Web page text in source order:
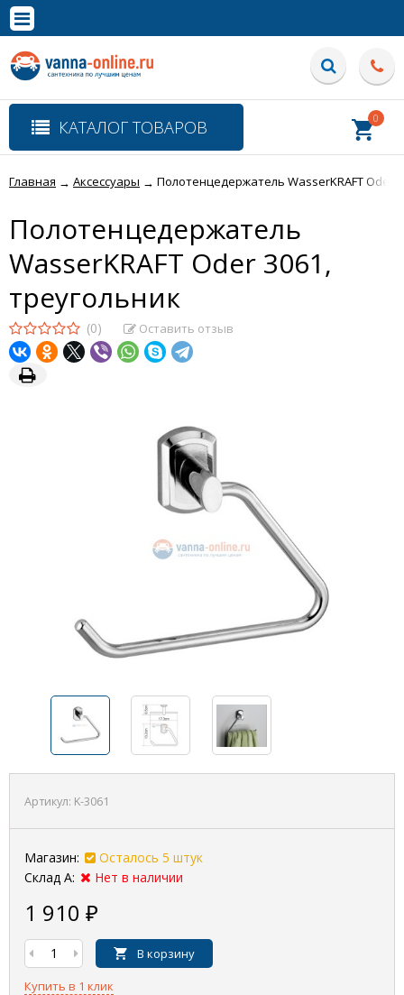
Полная версия сайта
КАТАЛОГ ТОВАРОВ 0
Главная → Аксессуары → Полотенцедержатель WasserKRAFT Oder
Полотенцедержатель
WasserKRAFT Oder 3061,
треугольник
(0) Оставить отзыв
Артикул: K-3061
Магазин:
Осталось 5 штук
Склад А:
Нет в наличии
1 910 ₽
В корзину
Купить в 1 клик